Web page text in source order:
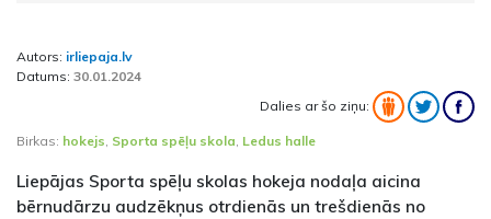
Autors: irliepaja.lv
Datums: 30.01.2024
Dalies ar šo ziņu:
Birkas: hokejs, Sporta spēļu skola, Ledus halle
Liepājas Sporta spēļu skolas hokeja nodaļa aicina
bērnudārzu audzēkņus otrdienās un trešdienās no